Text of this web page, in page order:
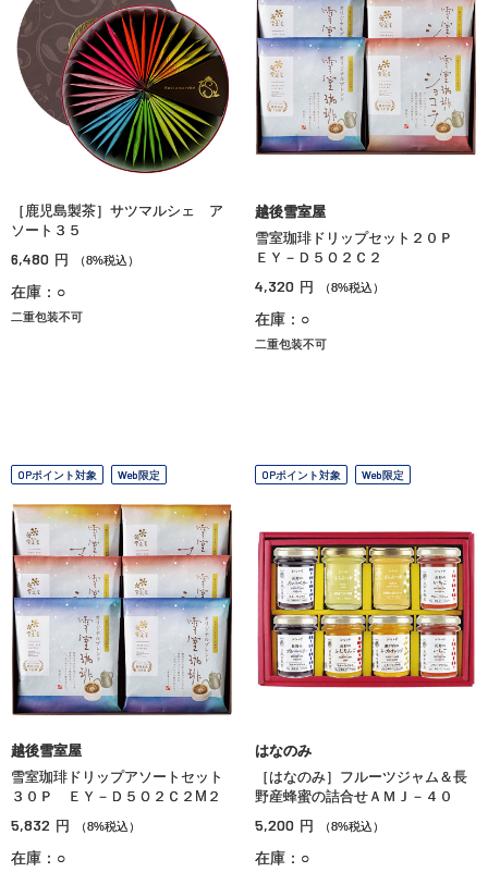
［鹿児島製茶］サツマルシェ ア
ソート３５
6,480 円 （8%税込）
在庫：○
二重包装不可
越後雪室屋
雪室珈琲ドリップセット２０Ｐ
ＥＹ－Ｄ５Ｏ２Ｃ２
4,320 円 （8%税込）
在庫：○
二重包装不可
OPポイント対象 Web限定
越後雪室屋
雪室珈琲ドリップアソートセット
３０Ｐ ＥＹ－Ｄ５Ｏ２Ｃ２М２
5,832 円 （8%税込）
在庫：○
OPポイント対象 Web限定
はなのみ
［はなのみ］フルーツジャム＆長
野産蜂蜜の詰合せＡＭＪ－４０
5,200 円 （8%税込）
在庫：○